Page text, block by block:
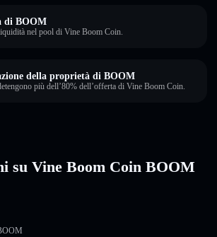
di BOOM
nel pool di Vine Boom Coin.
della proprietà di BOOM
più dell’80% dell’offerta di Vine Boom Coin.
su Vine Boom Coin BOOM